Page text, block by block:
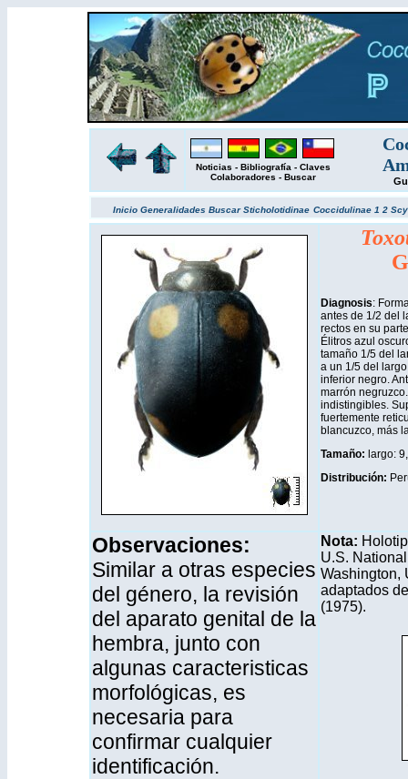
Noticias - Bibliografía - Claves
Colaboradores - Buscar
Inicio Generalidades BuscarSticholotidinae Coccidulinae 1 2
Diagnosis:
antes de 1/2 del
rectos en su
Élitros azul
tamaño 1/5 del
a un 1/5 del
inferior negro.
marrón
indistingibles.
fuertemente
blancuzco, más
Tamaño: largo:
Distribución:
Observaciones:
Similar a otras especies
del género, la revisión
del aparato genital de la
hembra, junto con
algunas caracteristicas
morfológicas, es
necesaria para
confirmar cualquier
identificación.
Nota:
U.S.
Washington,
adaptados
(1975).